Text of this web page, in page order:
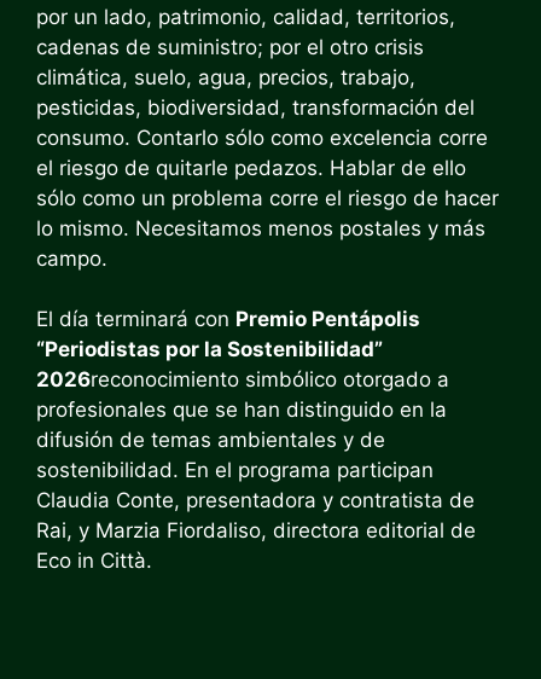
por un lado, patrimonio, calidad, territorios,
cadenas de suministro; por el otro crisis
climática, suelo, agua, precios, trabajo,
pesticidas, biodiversidad, transformación del
consumo. Contarlo sólo como excelencia corre
el riesgo de quitarle pedazos. Hablar de ello
sólo como un problema corre el riesgo de hacer
lo mismo. Necesitamos menos postales y más
campo.
El día terminará con Premio Pentápolis
“Periodistas por la Sostenibilidad”
2026reconocimiento simbólico otorgado a
profesionales que se han distinguido en la
difusión de temas ambientales y de
sostenibilidad. En el programa participan
Claudia Conte, presentadora y contratista de
Rai, y Marzia Fiordaliso, directora editorial de
Eco in Città.